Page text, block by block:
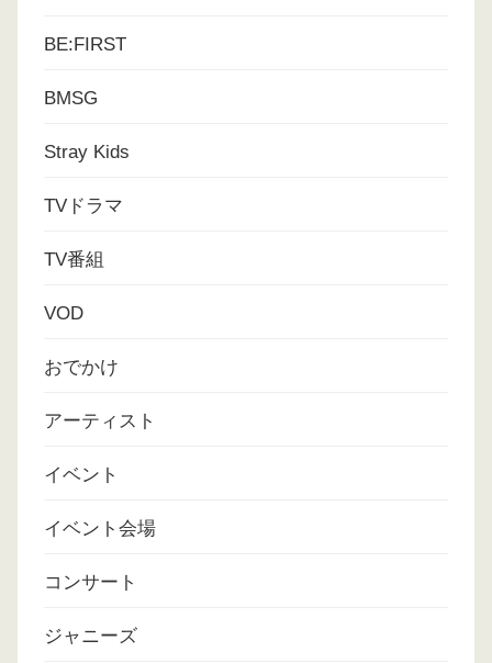
BE:FIRST
BMSG
Stray Kids
TVドラマ
TV番組
VOD
おでかけ
アーティスト
イベント
イベント会場
コンサート
ジャニーズ